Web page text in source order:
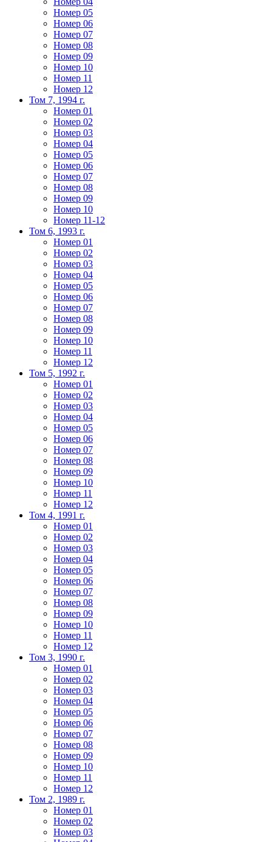
Номер 05
Номер 06
Номер 07
Номер 08
Номер 09
Номер 10
Номер 11
Номер 12
Том 7, 1994 г.
Номер 01
Номер 02
Номер 03
Номер 04
Номер 05
Номер 06
Номер 07
Номер 08
Номер 09
Номер 10
Номер 11-12
Том 6, 1993 г.
Номер 01
Номер 02
Номер 03
Номер 04
Номер 05
Номер 06
Номер 07
Номер 08
Номер 09
Номер 10
Номер 11
Номер 12
Том 5, 1992 г.
Номер 01
Номер 02
Номер 03
Номер 04
Номер 05
Номер 06
Номер 07
Номер 08
Номер 09
Номер 10
Номер 11
Номер 12
Том 4, 1991 г.
Номер 01
Номер 02
Номер 03
Номер 04
Номер 05
Номер 06
Номер 07
Номер 08
Номер 09
Номер 10
Номер 11
Номер 12
Том 3, 1990 г.
Номер 01
Номер 02
Номер 03
Номер 04
Номер 05
Номер 06
Номер 07
Номер 08
Номер 09
Номер 10
Номер 11
Номер 12
Том 2, 1989 г.
Номер 01
Номер 02
Номер 03